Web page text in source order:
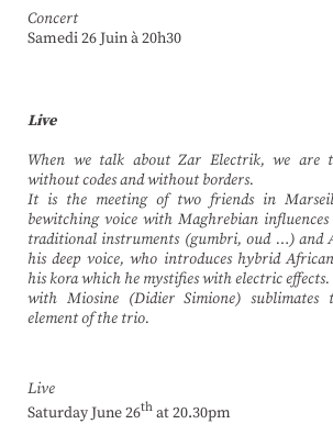
Concert
Samedi 26 Juin à 20h30
Live
When we talk about Zar Electrik, we are
without codes and without borders.
It is the meeting of two friends in
bewitching voice with Maghrebian
traditional instruments (gumbri, oud …) and
his deep voice, who introduces hybrid
his kora which he mystifies with electric
with Miosine (Didier Simione) sublimates
element of the trio.
Live
Saturday June 26th at 20.30pm